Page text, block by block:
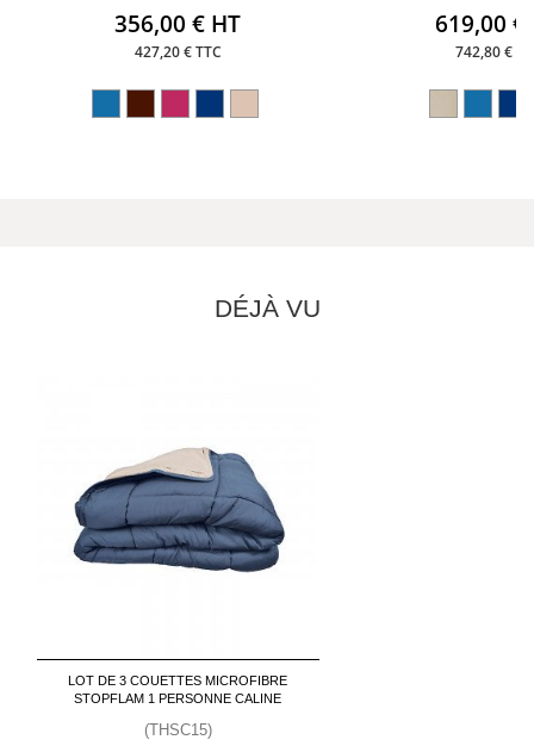
356,00 € HT
427,20 € TTC
619,00 €
742,80 €
DÉJÀ VU
LOT DE 3 COUETTES MICROFIBRE
STOPFLAM 1 PERSONNE CALINE
(THSC15)